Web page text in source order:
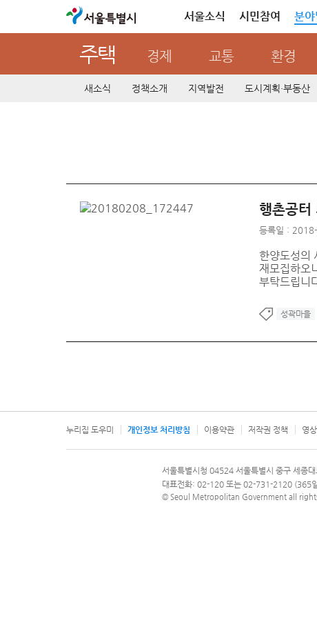
서울특별시 서울소식 시민참여 분
주택 경제 교통 환경
새소식 정책소개 지역발전 도시계획·부동산
행촌공터
등록일 :
한양도성의
재모집하오
부탁드립니
성곽마을
누리집 도우미 개인정보 처리방침 이용약관 저작권 정책 영
문의 전화번호 120, 120 다산콜재단
서울특별시청 04524 서울특별시 중구 세종
대표전화: 02-120 또는 02-731-2120 (365
© Seoul Metropolitan Government all